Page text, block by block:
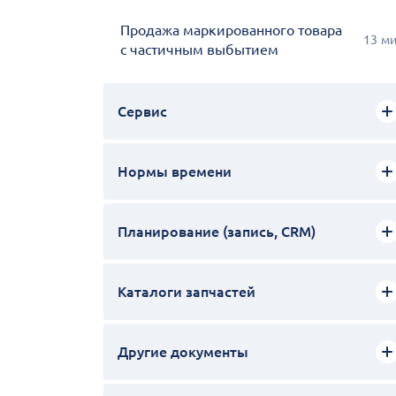
Продажа маркированного товара
с частичным выбытием
13
Сервис
Нормы времени
Планирование (запись, CRM)
Каталоги запчастей
Другие документы